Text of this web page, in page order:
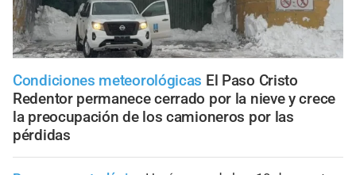
Condiciones meteorológicas El Paso Cristo
Redentor permanece cerrado por la nieve y crece
la preocupación de los camioneros por las
pérdidas